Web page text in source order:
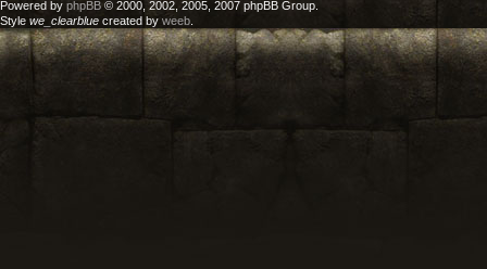
Powered by phpBB © 2000, 2002, 2005, 2007 phpBB Group.
Style we_clearblue created by weeb